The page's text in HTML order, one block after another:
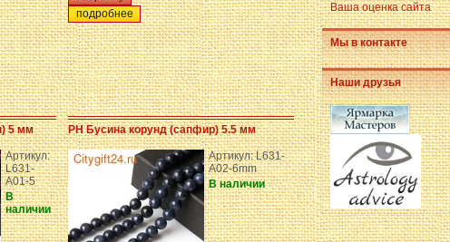
подробнее
5 мм
Артикул:
L631-
A01-5
В
наличии
PH Бусина корунд (сапфир) 5.5 мм
Артикул: L631-
A02-6mm
В наличии
Ваша оценка сайта
Мы в контакте
Наши друзья